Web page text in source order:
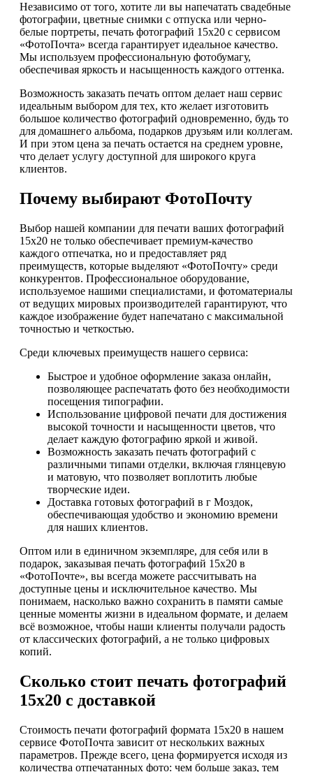
Независимо от того, хотите ли вы напечатать свадебные
фотографии, цветные снимки с отпуска или черно-
белые портреты, печать фотографий 15х20 с сервисом
«ФотоПочта» всегда гарантирует идеальное качество.
Мы используем профессиональную фотобумагу,
обеспечивая яркость и насыщенность каждого оттенка.
Возможность заказать печать оптом делает наш сервис
идеальным выбором для тех, кто желает изготовить
большое количество фотографий одновременно, будь то
для домашнего альбома, подарков друзьям или коллегам.
И при этом цена за печать остается на среднем уровне,
что делает услугу доступной для широкого круга
клиентов.
Почему выбирают ФотоПочту
Выбор нашей компании для печати ваших фотографий
15х20 не только обеспечивает премиум-качество
каждого отпечатка, но и предоставляет ряд
преимуществ, которые выделяют «ФотоПочту» среди
конкурентов. Профессиональное оборудование,
используемое нашими специалистами, и фотоматериалы
от ведущих мировых производителей гарантируют, что
каждое изображение будет напечатано с максимальной
точностью и четкостью.
Среди ключевых преимуществ нашего сервиса:
Быстрое и удобное оформление заказа онлайн,
позволяющее распечатать фото без необходимости
посещения типографии.
Использование цифровой печати для достижения
высокой точности и насыщенности цветов, что
делает каждую фотографию яркой и живой.
Возможность заказать печать фотографий с
различными типами отделки, включая глянцевую
и матовую, что позволяет воплотить любые
творческие идеи.
Доставка готовых фотографий в г Моздок,
обеспечивающая удобство и экономию времени
для наших клиентов.
Оптом или в единичном экземпляре, для себя или в
подарок, заказывая печать фотографий 15х20 в
«ФотоПочте», вы всегда можете рассчитывать на
доступные цены и исключительное качество. Мы
понимаем, насколько важно сохранить в памяти самые
ценные моменты жизни в идеальном формате, и делаем
всё возможное, чтобы наши клиенты получали радость
от классических фотографий, а не только цифровых
копий.
Сколько стоит печать фотографий
15х20 с доставкой
Стоимость печати фотографий формата 15х20 в нашем
сервисе ФотоПочта зависит от нескольких важных
параметров. Прежде всего, цена формируется исходя из
количества отпечатанных фото: чем больше заказ, тем